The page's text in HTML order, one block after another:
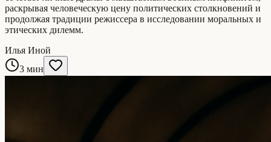
раскрывая человеческую цену политических столкновений и
продолжая традиции режиссера в исследовании моральных и
этических дилемм.
Илья Иной
3 мин